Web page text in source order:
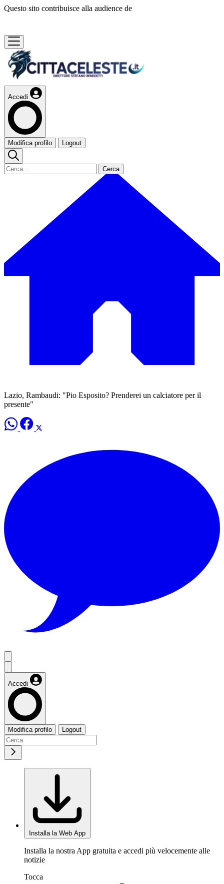
Questo sito contribuisce alla audience de
Accedi
Modifica profilo Logout
Cerca
Lazio, Rambaudi: "Pio Esposito? Prenderei un calciatore per il
presente"
Accedi
Modifica profilo Logout
Installa la Web App
Installa la nostra App gratuita e accedi più velocemente alle
notizie
Tocca